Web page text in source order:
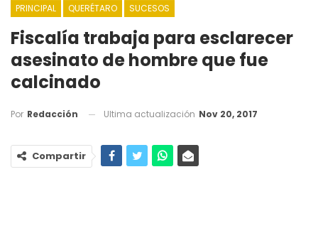
PRINCIPAL QUERÉTARO SUCESOS
Fiscalía trabaja para esclarecer
asesinato de hombre que fue
calcinado
Por Redacción Ultima actualización Nov 20, 2017
Compartir